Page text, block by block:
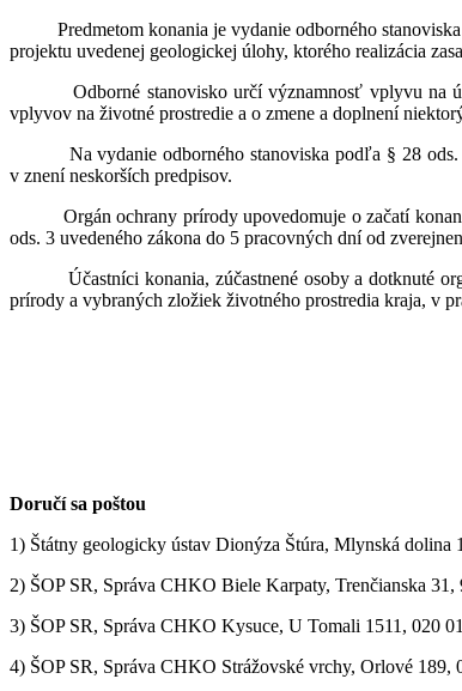
Predmetom konania je vydanie odborného stanoviska
projektu uvedenej geologickej úlohy, ktorého realizácia
Odborné stanovisko určí významnosť vplyvu na
vplyvov na životné prostredie a o zmene a doplnení
Na vydanie odborného stanoviska podľa § 28 ods. 4
v znení neskorších predpisov.
Orgán ochrany prírody upovedomuje o začatí konania
ods. 3 uvedeného zákona do 5 pracovných dní od
Účastníci konania, zúčastnené osoby a dotknuté
prírody a vybraných zložiek životného prostredia kraja, v
Doručí sa poštou
1) Štátny geologicky ústav Dionýza Štúra, Mlynská dolina
2) ŠOP SR, Správa CHKO Biele Karpaty, Trenčianska 31,
3) ŠOP SR, Správa CHKO Kysuce, U Tomali 1511, 020
4) ŠOP SR, Správa CHKO Strážovské vrchy, Orlové 189,